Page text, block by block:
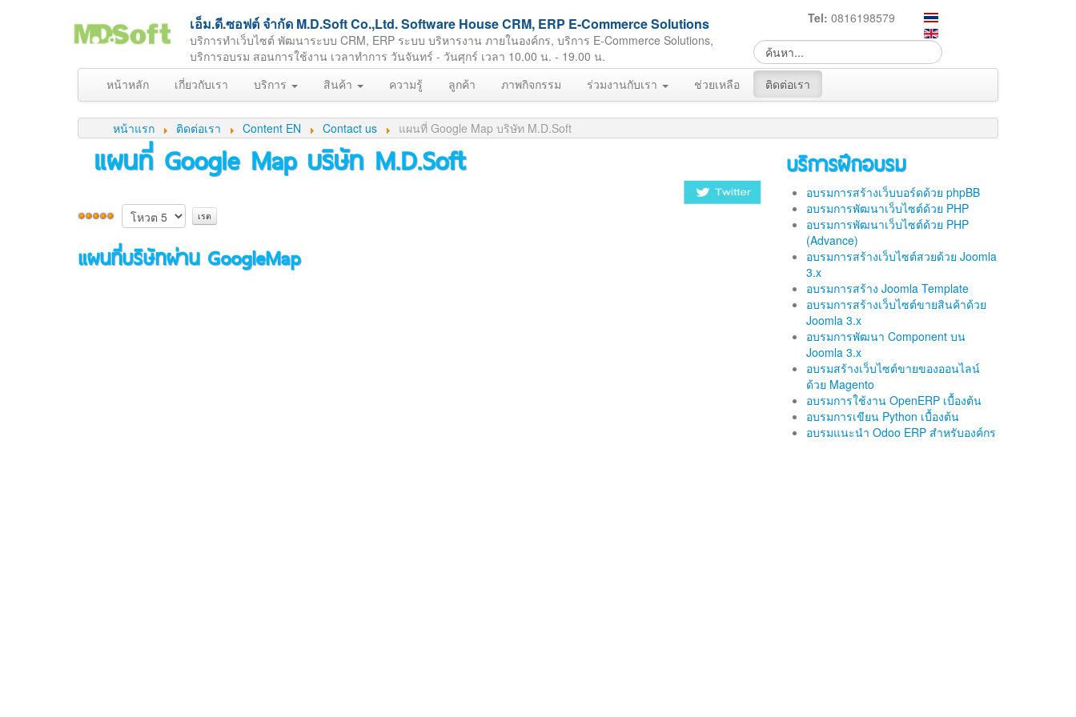
เอ็ม.ดี.ซอฟต์ จำกัด M.D.Soft Co.,Ltd. Software House CRM, ERP E-Commerce Solutions
บริการทำเว็บไซต์ พัฒนาระบบ CRM, ERP ระบบ บริหารงาน ภายในองค์กร, บริการ E-Commerce Solutions,
บริการอบรม สอนการใช้งาน เวลาทำการ วันจันทร์ - วันศุกร์ เวลา 10.00 น. - 19.00 น.
Tel: 0816198579
หน้าหลัก เกี่ยวกับเรา บริการ สินค้า ความรู้ ลูกค้า ภาพกิจกรรม ร่วมงานกับเรา ช่วยเหลือ ติดต่อเรา
หน้าแรก ติดต่อเรา Content EN Contact us แผนที่ Google Map บริษัท M.D.Soft
แผนที่ Google Map บริษัท M.D.Soft
แผนที่บริษัทผ่าน GoogleMap
บริการฝึกอบรม
อบรมการสร้างเว็บบอร์ดด้วย phpBB
อบรมการพัฒนาเว็บไซต์ด้วย PHP
อบรมการพัฒนาเว็บไซต์ด้วย PHP
(Advance)
อบรมการสร้างเว็บไซต์สวยด้วย Joomla
3.x
อบรมการสร้าง Joomla Template
อบรมการสร้างเว็บไซต์ขายสินค้าด้วย
Joomla 3.x
อบรมการพัฒนา Component บน
Joomla 3.x
อบรมสร้างเว็บไซต์ขายของออนไลน์
ด้วย Magento
อบรมการใช้งาน OpenERP เบื้องต้น
อบรมการเขียน Python เบื้องต้น
อบรมแนะนำ Odoo ERP สำหรับองค์กร